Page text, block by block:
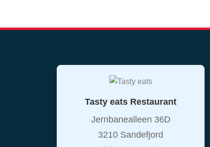
Tasty eats Restaurant
Jernbanealleen 36D
3210 Sandefjord